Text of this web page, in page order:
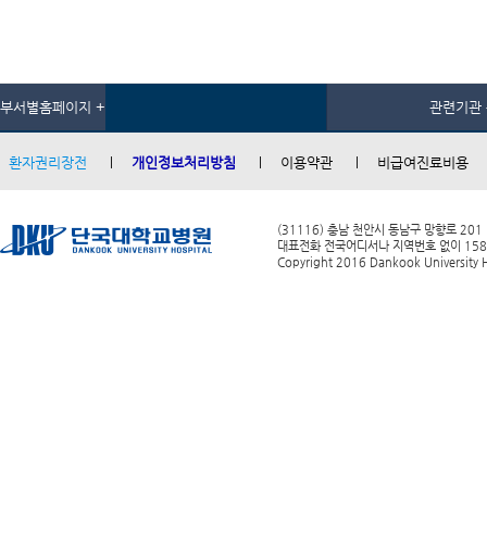
부서별홈페이지 + 관련기관
환자권리장전 개인정보처리방침 이용약관 비급여진료비용
(31116) 충남 천안시 동남구 망향로 201
대표전화 전국어디서나 지역번호 없이
Copyright 2016 Dankook University